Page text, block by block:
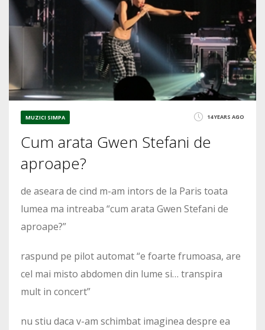
MUZICI SIMPA 14 YEARS AGO
Cum arata Gwen Stefani de
aproape?
de aseara de cind m-am intors de la Paris toata
lumea ma intreaba “cum arata Gwen Stefani de
aproape?”
raspund pe pilot automat “e foarte frumoasa, are
cel mai misto abdomen din lume si… transpira
mult in concert”
nu stiu daca v-am schimbat imaginea despre ea